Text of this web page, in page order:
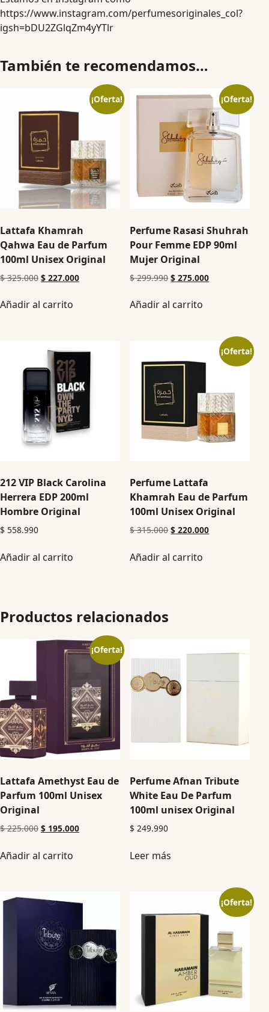
https://www.instagram.com/perfumesoriginales_col?
igsh=bDU2ZGlqZm4yYTlr
También te recomendamos…
¡Oferta!
Lattafa Khamrah
Qahwa Eau de Parfum
100ml Unisex Original
$325.000 $ 227.000
Añadir al carrito
¡Oferta!
Perfume Rasasi Shuhrah
Pour Femme EDP 90ml
Mujer Original
$299.990 $ 275.000
Añadir al carrito
212 VIP Black Carolina
Herrera EDP 200ml
Hombre Original
$ 558.990
Añadir al carrito
¡Oferta!
Perfume Lattafa
Khamrah Eau de Parfum
100ml Unisex Original
$315.000 $ 220.000
Añadir al carrito
Productos relacionados
¡Oferta!
Lattafa Amethyst Eau de
Parfum 100ml Unisex
Original
$225.000 $ 195.000
Añadir al carrito
Perfume Afnan Tribute
White Eau De Parfum
100ml unisex Original
$ 249.990
Leer más
¡Oferta!